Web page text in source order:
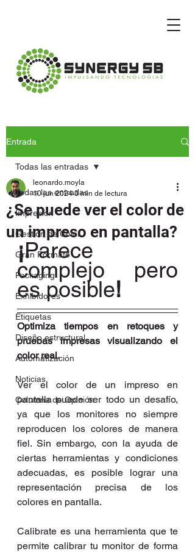
Entrada
Todas las entradas
Impresión
Gestión de Color
Gran Formato
Packaging
Exhibidores
Etiquetas
Diseño estructural
Automatización
Noticias
Columna de Opinión
Todas las entradas
¿Se puede ver el color de
un impreso en pantalla?
leonardo.moyla
10 jun 2024 3 min de lectura
¡Parece
complejo pero
es posible!
Optimiza tiempos en retoques y
pruebas impresas visualizando el
color real.
Ver el color de un impreso en
pantalla puede ser todo un desafío,
ya que los monitores no siempre
reproducen los colores de manera
fiel. Sin embargo, con la ayuda de
ciertas herramientas y condiciones
adecuadas, es posible lograr una
representación precisa de los
colores en pantalla.
Calibrate es una herramienta que te
permite calibrar tu monitor de forma